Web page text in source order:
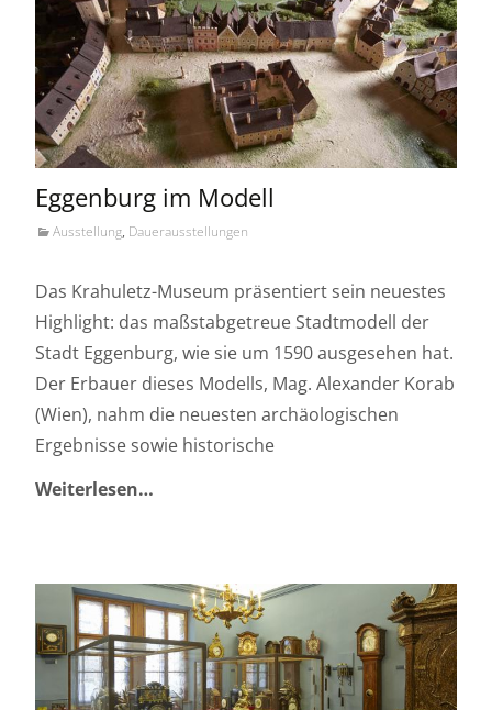
Eggenburg im Modell
Ausstellung, Dauerausstellungen
Das Krahuletz-Museum präsentiert sein neuestes
Highlight: das maßstabgetreue Stadtmodell der
Stadt Eggenburg, wie sie um 1590 ausgesehen hat.
Der Erbauer dieses Modells, Mag. Alexander Korab
(Wien), nahm die neuesten archäologischen
Ergebnisse sowie historische
Weiterlesen…